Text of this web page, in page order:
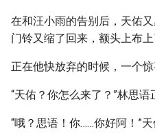
在和汪小雨的告别后，天佑
门铃又缩了回来，额头上布上
正在他快放弃的时候，一个
“天佑？你怎么来了？”林思语
“哦？思语！你……你好阿！”